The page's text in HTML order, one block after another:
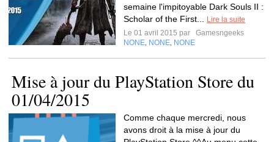
semaine l'impitoyable Dark Souls II :
Scholar of the First...
Lire la suite
Le 01 avril 2015 par
Gamesngeeks
NONE NONE NONE
Mise à jour du PlayStation Store du
01/04/2015
Comme chaque mercredi, nous
avons droit à la mise à jour du